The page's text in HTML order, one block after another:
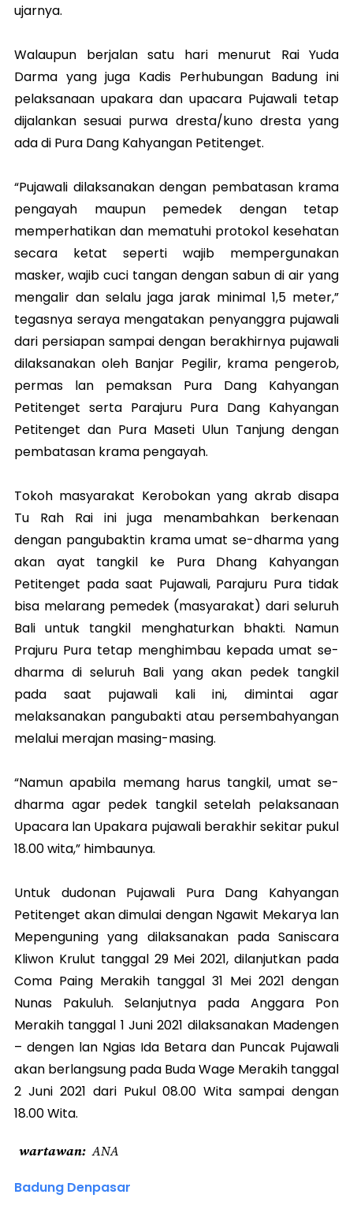
ujarnya.
Walaupun berjalan satu hari menurut Rai Yuda
Darma yang juga Kadis Perhubungan Badung ini
pelaksanaan upakara dan upacara Pujawali tetap
dijalankan sesuai purwa dresta/kuno dresta yang
ada di Pura Dang Kahyangan Petitenget.
“Pujawali dilaksanakan dengan pembatasan krama
pengayah maupun pemedek dengan tetap
memperhatikan dan mematuhi protokol kesehatan
secara ketat seperti wajib mempergunakan
masker, wajib cuci tangan dengan sabun di air yang
mengalir dan selalu jaga jarak minimal 1,5 meter,”
tegasnya seraya mengatakan penyanggra pujawali
dari persiapan sampai dengan berakhirnya pujawali
dilaksanakan oleh Banjar Pegilir, krama pengerob,
permas lan pemaksan Pura Dang Kahyangan
Petitenget serta Parajuru Pura Dang Kahyangan
Petitenget dan Pura Maseti Ulun Tanjung dengan
pembatasan krama pengayah.
Tokoh masyarakat Kerobokan yang akrab disapa
Tu Rah Rai ini juga menambahkan berkenaan
dengan pangubaktin krama umat se-dharma yang
akan ayat tangkil ke Pura Dhang Kahyangan
Petitenget pada saat Pujawali, Parajuru Pura tidak
bisa melarang pemedek (masyarakat) dari seluruh
Bali untuk tangkil menghaturkan bhakti. Namun
Prajuru Pura tetap menghimbau kepada umat se-
dharma di seluruh Bali yang akan pedek tangkil
pada saat pujawali kali ini, dimintai agar
melaksanakan pangubakti atau persembahyangan
melalui merajan masing-masing.
“Namun apabila memang harus tangkil, umat se-
dharma agar pedek tangkil setelah pelaksanaan
Upacara lan Upakara pujawali berakhir sekitar pukul
18.00 wita,” himbaunya.
Untuk dudonan Pujawali Pura Dang Kahyangan
Petitenget akan dimulai dengan Ngawit Mekarya lan
Mepenguning yang dilaksanakan pada Saniscara
Kliwon Krulut tanggal 29 Mei 2021, dilanjutkan pada
Coma Paing Merakih tanggal 31 Mei 2021 dengan
Nunas Pakuluh. Selanjutnya pada Anggara Pon
Merakih tanggal 1 Juni 2021 dilaksanakan Madengen
– dengen lan Ngias Ida Betara dan Puncak Pujawali
akan berlangsung pada Buda Wage Merakih tanggal
2 Juni 2021 dari Pukul 08.00 Wita sampai dengan
18.00 Wita.
wartawan ANA
Badung Denpasar